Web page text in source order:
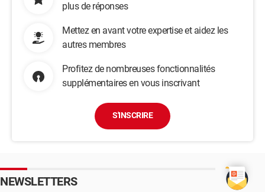
plus de réponses
Mettez en avant votre expertise et aidez les
autres membres
Profitez de nombreuses fonctionnalités
supplémentaires en vous inscrivant
S'INSCRIRE
NEWSLETTERS